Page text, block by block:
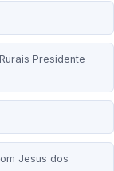
Presidente
Jesus dos